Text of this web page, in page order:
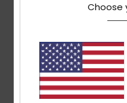
Caractéristiques
Coupe :coupe regular
Encolure :encolure à
Manches :manches
Système de Fermeture
Choose